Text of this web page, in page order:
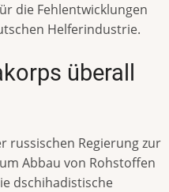
die Fehlentwicklungen
Helferindustrie.
überall
russischen Regierung zur
Abbau von Rohstoffen
dschihadistische